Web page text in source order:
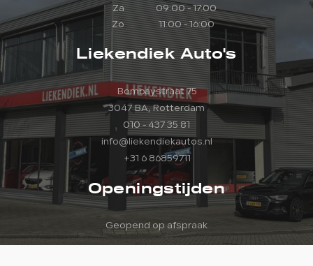
Za
09:00 - 17:00
Zo
11:00 - 16:00
Liekendiek Auto's
Bombaystraat 75
3047 BA, Rotterdam
010 - 437 35 81
info@liekendiekautos.nl
+31 6 86859711
Openingstijden
Geopend op afspraak